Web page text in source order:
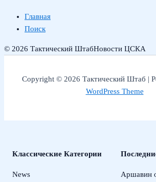
Главная
Поиск
© 2026 Тактический ШтабНовости ЦСКА
Copyright © 2026 Тактический Штаб |
WordPress Theme
Классические Категории
News
Аршавин